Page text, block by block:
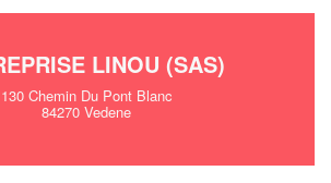
LINOU (SAS)
130 Chemin Du Pont Blanc
84270 Vedene